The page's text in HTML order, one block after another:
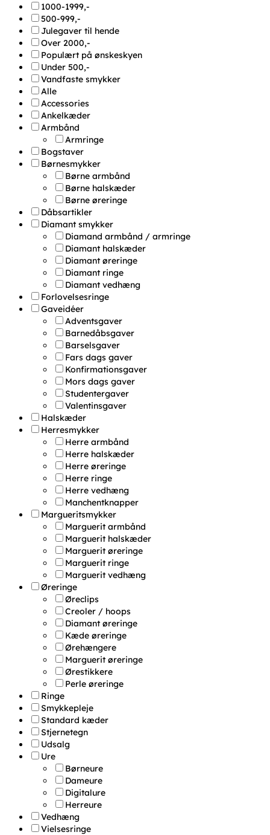
1000-1999,-
500-999,-
Julegaver til hende
Over 2000,-
Populært på ønskeskyen
Under 500,-
Vandfaste smykker
Alle
Accessories
Ankelkæder
Armbånd
Armringe
Bogstaver
Børnesmykker
Børne armbånd
Børne halskæder
Børne øreringe
Dåbsartikler
Diamant smykker
Diamand armbånd / armringe
Diamant halskæder
Diamant øreringe
Diamant ringe
Diamant vedhæng
Forlovelsesringe
Gaveidéer
Adventsgaver
Barnedåbsgaver
Barselsgaver
Fars dags gaver
Konfirmationsgaver
Mors dags gaver
Studentergaver
Valentinsgaver
Halskæder
Herresmykker
Herre armbånd
Herre halskæder
Herre øreringe
Herre ringe
Herre vedhæng
Manchentknapper
Margueritsmykker
Marguerit armbånd
Marguerit halskæder
Marguerit øreringe
Marguerit ringe
Marguerit vedhæng
Øreringe
Øreclips
Creoler / hoops
Diamant øreringe
Kæde øreringe
Ørehængere
Marguerit øreringe
Ørestikkere
Perle øreringe
Ringe
Smykkepleje
Standard kæder
Stjernetegn
Udsalg
Ure
Børneure
Dameure
Digitalure
Herreure
Vedhæng
Vielsesringe